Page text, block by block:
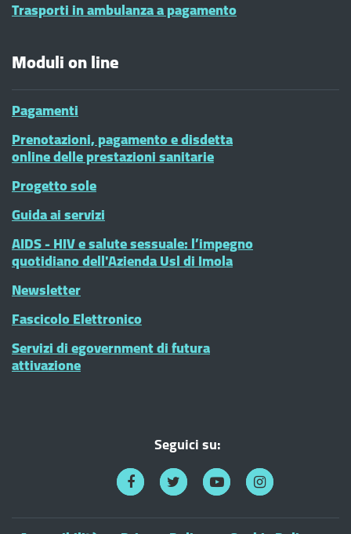
Trasporti in ambulanza a pagamento
Moduli on line
Pagamenti
Prenotazioni, pagamento e disdetta
online delle prestazioni sanitarie
Progetto sole
Guida ai servizi
AIDS - HIV e salute sessuale: l’impegno
quotidiano dell'Azienda Usl di Imola
Newsletter
Fascicolo Elettronico
Servizi di egovernment di futura
attivazione
Seguici su: